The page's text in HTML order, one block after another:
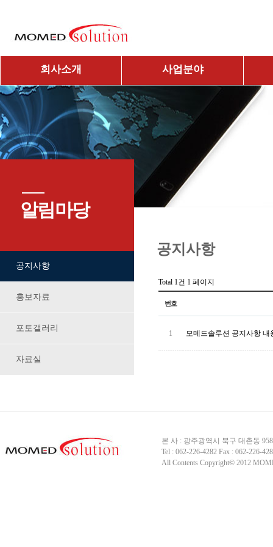
회사소개 사업분야
알림마당
공지사항
홍보자료
포토갤러리
자료실
공지사항
Total 1건 1 페이지
번호
1 모메드솔루션 공지사항 내
본 사 : 광주광역시 북구 대촌동
Tel : 062-226-4282 Fax : 062-226-
All Contents Copyright© 2012